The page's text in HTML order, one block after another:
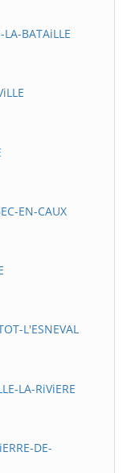
BATAiLLE
EN-CAUX
L'ESNEVAL
LA-RiViERE
DE-